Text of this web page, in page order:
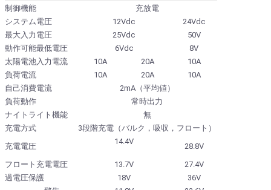
制御機能
充放電
システム電圧
12Vdc
24Vdc
最大入力電圧
25Vdc
50V
動作可能最低電圧
6Vdc
8V
太陽電池入力電流
10A 20A
10A
負荷電流
10A 20A
10A
自己消費電流
2mA（平均値）
負荷動作
常時出力
ナイトライト機能
無
充電方式
3段階充電（バルク，吸収，フロート）
充電電圧
14.4V
28.8V
フロート充電電圧
13.7V
27.4V
過電圧保護
18V 36V